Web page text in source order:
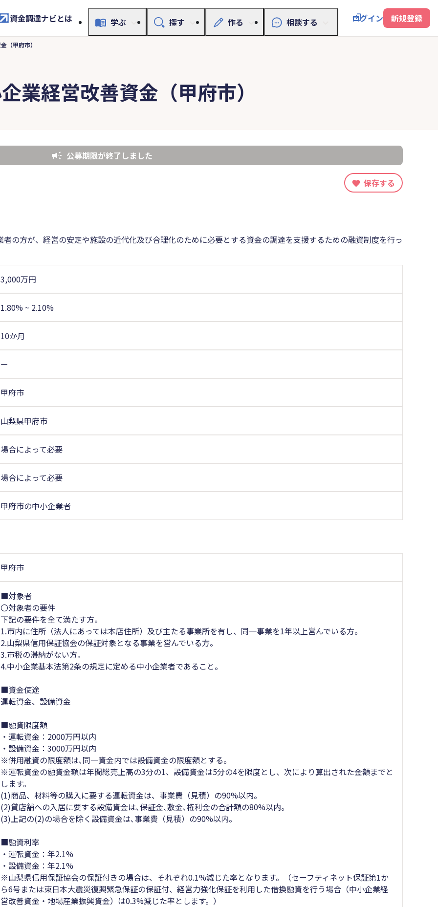
資金調達ナビとは 学ぶ 探す 作る 相談する ログイン 新規登録
（甲府市）
業経営改善資金（甲府市）
公募期限が終了しました
保存する
の方が、経営の安定や施設の近代化及び合理化のために必要とする資金の調達を支援するための融資制度を行っ
3,000万円
1.80% ~ 2.10%
10か月
ー
甲府市
山梨県甲府市
場合によって必要
場合によって必要
甲府市の中小企業者
甲府市
■対象者
〇対象者の要件
下記の要件を全て満たす方。
1.市内に住所（法人にあっては本店住所）及び主たる事業所を有し、同一事業を1年以上営んでいる方。
2.山梨県信用保証協会の保証対象となる事業を営んでいる方。
3.市税の滞納がない方。
4.中小企業基本法第2条の規定に定める中小企業者であること。
■資金使途
運転資金、設備資金
■融資限度額
・運転資金：2000万円以内
・設備資金：3000万円以内
※併用融資の限度額は､同一資金内では設備資金の限度額とする。
※運転資金の融資金額は年間総売上高の3分の1、設備資金は5分の4を限度とし、次により算出された金額までと
します。
(1)商品、材料等の購入に要する運転資金は、事業費（見積）の90%以内。
(2)貸店舗への入居に要する設備資金は､保証金､敷金､権利金の合計額の80%以内。
(3)上記の(2)の場合を除く設備資金は､事業費（見積）の90%以内。
■融資利率
・運転資金：年2.1%
・設備資金：年2.1%
※山梨県信用保証協会の保証付きの場合は、それぞれ0.1%減じた率となります。（セーフティネット保証第1か
ら6号または東日本大震災復興緊急保証の保証付、経営力強化保証を利用した借換融資を行う場合（中小企業経
営改善資金・地場産業振興資金）は0.3%減じた率とします。）